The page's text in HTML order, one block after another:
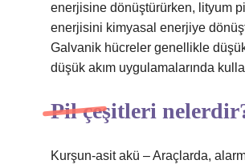
enerjisine dönüştürürken, lityum
enerjisini kimyasal enerjiye
Galvanik hücreler genellikle
düşük akım uygulamalarında
Pil çeşitleri
Kurşun-asit akü – Araçlarda,